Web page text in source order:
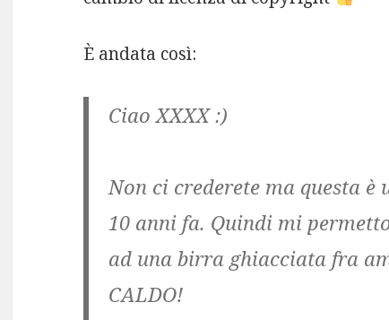
È andata così:
Ciao XXXX :)
Non ci crederete ma questa è
10 anni fa. Quindi mi
ad una birra ghiacciata fra
CALDO!